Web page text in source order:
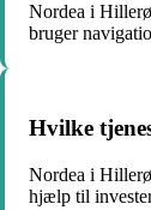
Nordea i
bruger
Hvilke
Nordea i
hjælp til